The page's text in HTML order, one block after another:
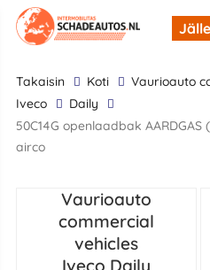
takaisin Koti
Vaurioauto
Iveco
Daily
50C14G openlaadbak AARDGAS (CNG) categorie C rijbewijs,
airco
Vaurioauto
commercial
vehicles
Iveco Daily